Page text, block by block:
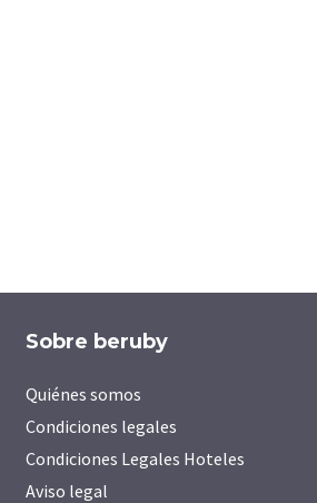
Sobre beruby
Quiénes somos
Condiciones legales
Condiciones Legales Hoteles
Aviso legal